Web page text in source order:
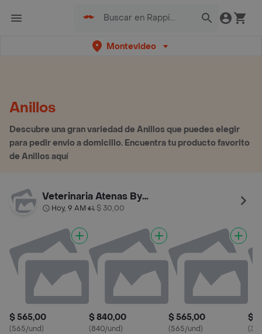
Montevideo
Anillos
Descubre una gran variedad de Anillos que puedes elegir
para pedir envio a domicilio. Encuentra tu producto favorito
de Anillos aquí
Veterinaria Atenas By Palermo
Hoy, 9 AM• $ 30,00
$ 565,00
(565/und)
$ 840,00
(840/und)
$ 565,00
(565/und)
$